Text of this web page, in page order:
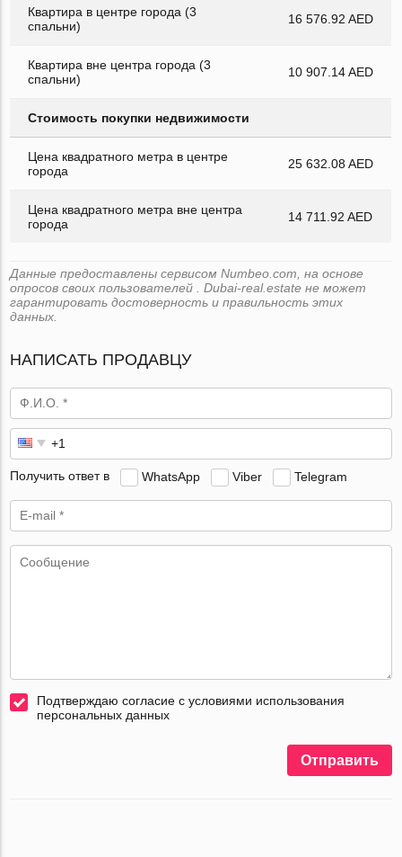
Квартира в центре города (3
спальни)
16 576.92 AED
Квартира вне центра города (3
спальни)
10 907.14 AED
Стоимость покупки недвижимости
Цена квадратного метра в центре
города
25 632.08 AED
Цена квадратного метра вне центра
города
14 711.92 AED
Данные предоставлены сервисом Numbeo.com, на основе
опросов своих пользователей . Dubai-real.estate не может
гарантировать достоверность и правильность этих
данных.
НАПИСАТЬ ПРОДАВЦУ
Получить ответ в WhatsApp Viber Telegram
Подтверждаю согласие с условиями использования
персональных данных
Отправить